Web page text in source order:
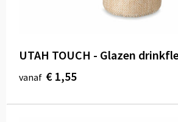
UTAH TOUCH - Glazen
vanaf € 1,55